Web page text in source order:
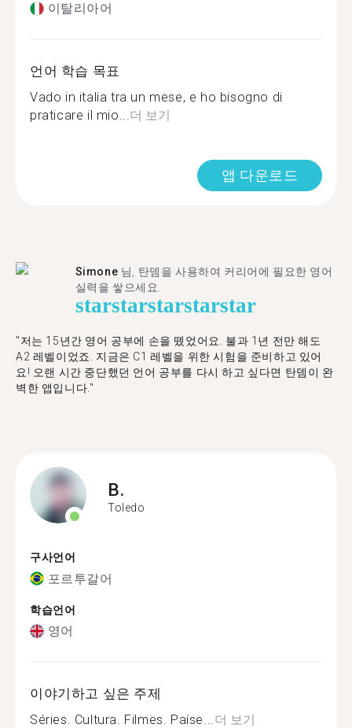
이탈리아어
언어 학습 목표
Vado in italia tra un mese, e ho bisogno di
praticare il mio...더 보기
앱 다운로드
Simone 님, 탄뎀을 사용하여 커리어에 필요한 영어
실력을 쌓으세요.
starstarstarstarstar
"저는 15년간 영어 공부에 손을 뗐었어요. 불과 1년 전만 해도
A2 레벨이었죠. 지금은 C1 레벨을 위한 시험을 준비하고 있어
요! 오랜 시간 중단했던 언어 공부를 다시 하고 싶다면 탄뎀이 완
벽한 앱입니다."
B.
Toledo
구사언어
포르투갈어
학습언어
영어
이야기하고 싶은 주제
Séries. Cultura. Filmes. Paíse...더 보기